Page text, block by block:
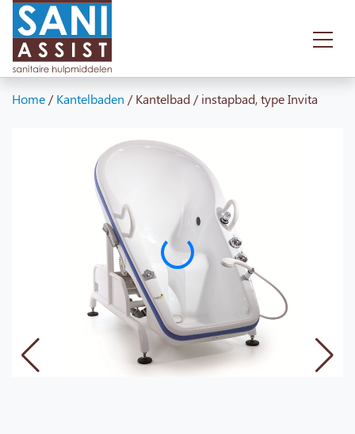
Home/Kantelbaden /Kantelbad / instapbad, type Invita